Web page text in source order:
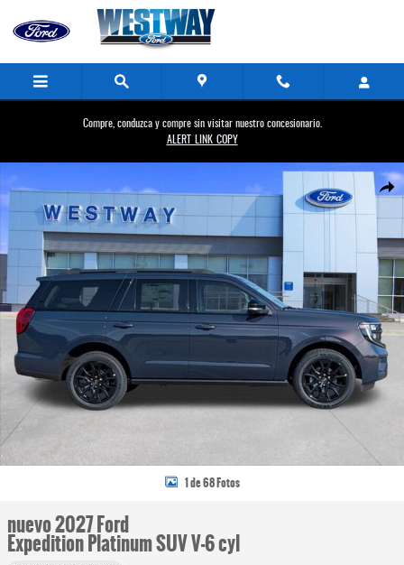
Saltar al contenido principal
Compre, conduzca y compre sin visitar nuestro concesionario.
ALERT_LINK_COPY
1 de 68 Fotos
nuevo 2027 Ford
Expedition Platinum SUV V-6 cyl